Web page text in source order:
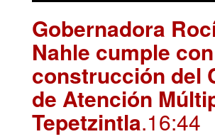
Gobernadora
Nahle cumple
construcción del
de Atención
Tepetzintla.16:44